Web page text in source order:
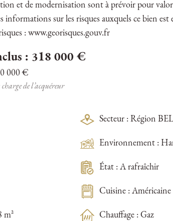
et de modernisation sont à prévoir pour
informations sur les risques auxquels ce bien est
: www.georisques.gouv.fr
: 318 000 €
000 €
de l’acquéreur
m²
Secteur : Région
Environnement :
État : A rafraîchir
Cuisine :
Chauffage : Gaz